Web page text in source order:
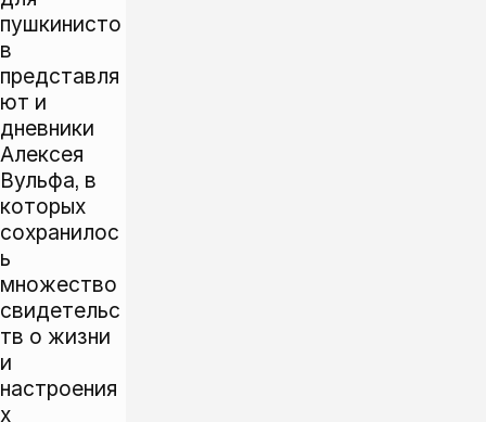
пушкинисто
в
представля
ют и
дневники
Алексея
Вульфа, в
которых
сохранилос
ь
множество
свидетельс
тв о жизни
и
настроения
х